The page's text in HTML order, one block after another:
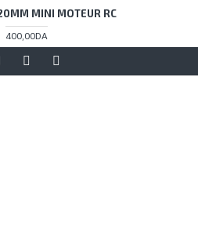
MINI MOTEUR RC
400,00DA